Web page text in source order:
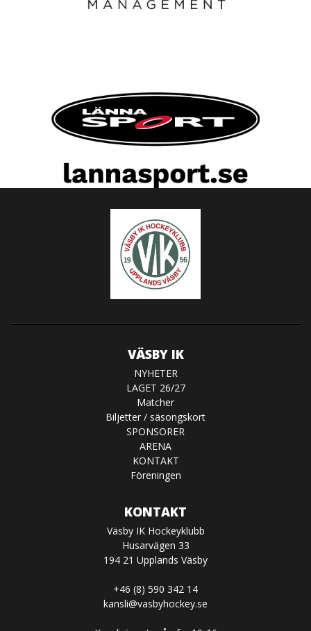
VÄSBY IK
NYHETER
LAGET 26/27
Matcher
Biljetter / säsongskort
SPONSORER
ARENA
KONTAKT
Föreningen
KONTAKT
Väsby IK Hockeyklubb
Husarvägen 33
194 21 Upplands Väsby
+46 (8) 590 342 14
kansli@vasbyhockey.se